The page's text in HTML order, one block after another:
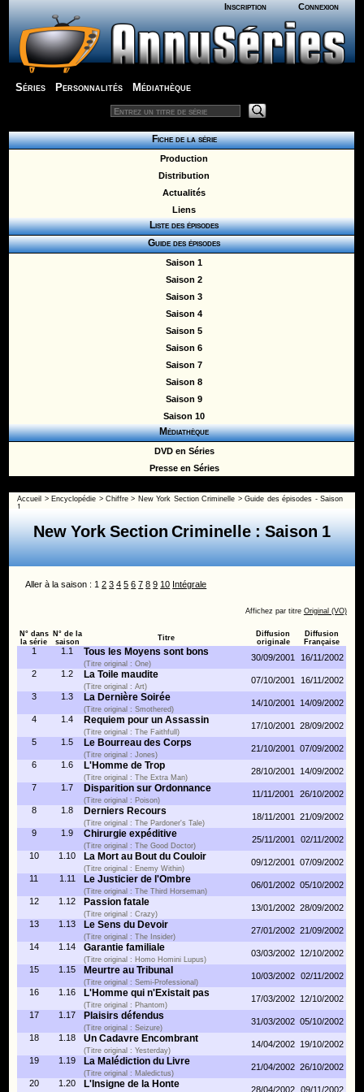
Inscription Connexion
Séries Personnalités Médiathèque
Fiche de la série
Production
Distribution
Actualités
Liens
Liste des épisodes
Guide des épisodes
Saison 1
Saison 2
Saison 3
Saison 4
Saison 5
Saison 6
Saison 7
Saison 8
Saison 9
Saison 10
Médiathèque
DVD en Séries
Presse en Séries
Accueil > Encyclopédie >Chiffre > New York Section Criminelle >Guide des épisodes - Saison
1
New York Section Criminelle : Saison 1
Aller à la saison : 12 3 4 5 6 7 8 9 10 Intégrale
Affichez par titre Original (VO)
N° dans
la série
N° de la
saison
Titre
Diffusion
originale
Diffusion
Française
1 1.1 Tous les Moyens sont bons
(Titre original : One)
30/09/2001
16/11/2002
2
1.2 La Toile maudite
(Titre original : Art)
07/10/2001
16/11/2002
3
1.3 La Dernière Soirée
(Titre original : Smothered)
14/10/2001
14/09/2002
4
1.4 Requiem pour un Assassin
(Titre original : The Faithfull)
17/10/2001
28/09/2002
5
1.5 Le Bourreau des Corps
(Titre original : Jones)
21/10/2001
07/09/2002
6
1.6 L'Homme de Trop
(Titre original : The Extra Man)
28/10/2001
14/09/2002
7
1.7 Disparition sur Ordonnance
(Titre original : Poison)
11/11/2001
26/10/2002
8
1.8 Derniers Recours
(Titre original : The Pardoner's Tale)
18/11/2001
21/09/2002
9
1.9 Chirurgie expéditive
(Titre original : The Good Doctor)
25/11/2001
02/11/2002
10
1.10 La Mort au Bout du Couloir
(Titre original : Enemy Within)
09/12/2001
07/09/2002
11
1.11 Le Justicier de l'Ombre
(Titre original : The Third Horseman)
06/01/2002 05/10/2002
12
1.12 Passion fatale
(Titre original : Crazy)
13/01/2002 28/09/2002
13
1.13 Le Sens du Devoir
(Titre original : The Insider)
27/01/2002 21/09/2002
14
1.14 Garantie familiale
(Titre original : Homo Homini Lupus)
03/03/2002 12/10/2002
15
1.15 Meurtre au Tribunal
(Titre original : Semi-Professional)
10/03/2002 02/11/2002
16
1.16 L'Homme qui n'Existait pas
(Titre original : Phantom)
17/03/2002 12/10/2002
17
1.17 Plaisirs défendus
(Titre original : Seizure)
31/03/2002 05/10/2002
18
1.18 Un Cadavre Encombrant
(Titre original : Yesterday)
14/04/2002 19/10/2002
19
1.19 La Malédiction du Livre
(Titre original : Maledictus)
21/04/2002 26/10/2002
20
1.20 L'Insigne de la Honte 28/04/2002 09/11/2002